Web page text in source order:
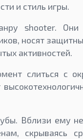
и стиль игры.
shooter. Они
носят
активностей.
слиться с
Вблизи ему
скрываясь